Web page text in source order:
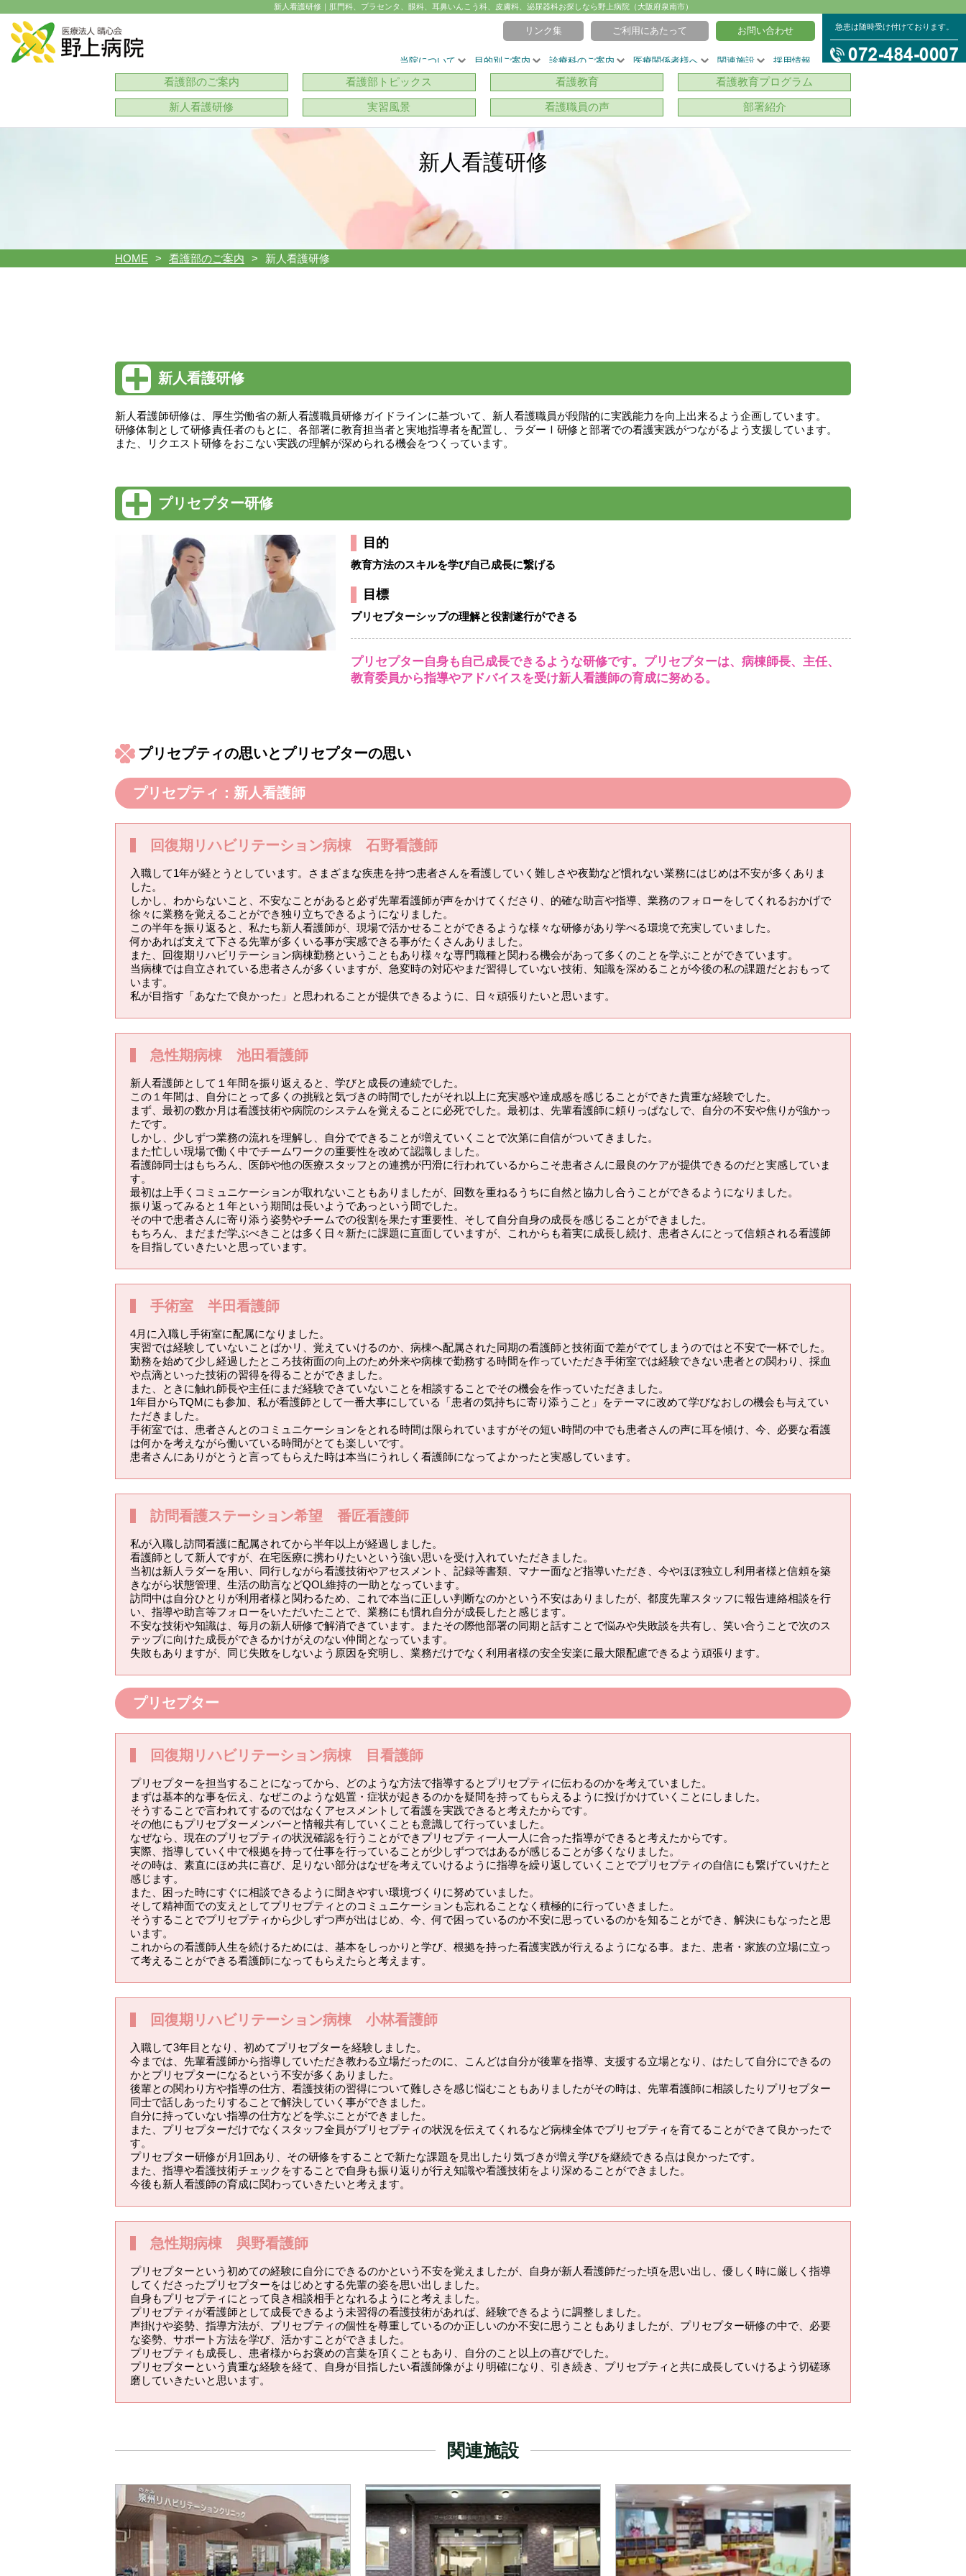
新人看護研修｜肛門科、プラセンタ、眼科、耳鼻いんこう科、皮膚科、泌尿器科お探しなら野上病院（大阪府泉南市）
リンク集 ご利用にあたって お問い合わせ
当院について 目的別ご案内 診療科のご案内 医療関係者様へ 関連施設 採用情報
急患は随時受け付けております。
新人看護研修
HOME 看護部のご案内 新人看護研修
看護部のご案内 看護部トピックス 看護教育 看護教育プログラム
新人看護研修 実習風景 看護職員の声 部署紹介
新人看護研修
新人看護師研修は、厚生労働省の新人看護職員研修ガイドラインに基づいて、新人看護職員が段階的に実践能力を向上出来るよう企画しています。
研修体制として研修責任者のもとに、各部署に教育担当者と実地指導者を配置し、ラダーⅠ研修と部署での看護実践がつながるよう支援しています。
また、リクエスト研修をおこない実践の理解が深められる機会をつくっています。
プリセプター研修
目的
教育方法のスキルを学び自己成長に繋げる
目標
プリセプターシップの理解と役割遂行ができる
プリセプター自身も自己成長できるような研修です。プリセプターは、病棟師長、主任、
教育委員から指導やアドバイスを受け新人看護師の育成に努める。
プリセプティの思いとプリセプターの思い
プリセプティ：新人看護師
回復期リハビリテーション病棟 石野看護師
入職して1年が経とうとしています。さまざまな疾患を持つ患者さんを看護していく難しさや夜勤など慣れない業務にはじめは不安が多くありま
した。
しかし、わからないこと、不安なことがあると必ず先輩看護師が声をかけてくださり、的確な助言や指導、業務のフォローをしてくれるおかげで
徐々に業務を覚えることができ独り立ちできるようになりました。
この半年を振り返ると、私たち新人看護師が、現場で活かせることができるような様々な研修があり学べる環境で充実していました。
何かあれば支えて下さる先輩が多くいる事が実感できる事がたくさんありました。
また、回復期リハビリテーション病棟勤務ということもあり様々な専門職種と関わる機会があって多くのことを学ぶことができています。
当病棟では自立されている患者さんが多くいますが、急変時の対応やまだ習得していない技術、知識を深めることが今後の私の課題だとおもって
います。
私が目指す「あなたで良かった」と思われることが提供できるように、日々頑張りたいと思います。
急性期病棟 池田看護師
新人看護師として１年間を振り返えると、学びと成長の連続でした。
この１年間は、自分にとって多くの挑戦と気づきの時間でしたがそれ以上に充実感や達成感を感じることができた貴重な経験でした。
まず、最初の数か月は看護技術や病院のシステムを覚えることに必死でした。最初は、先輩看護師に頼りっぱなしで、自分の不安や焦りが強かっ
たです。
しかし、少しずつ業務の流れを理解し、自分でできることが増えていくことで次第に自信がついてきました。
また忙しい現場で働く中でチームワークの重要性を改めて認識しました。
看護師同士はもちろん、医師や他の医療スタッフとの連携が円滑に行われているからこそ患者さんに最良のケアが提供できるのだと実感していま
す。
最初は上手くコミュニケーションが取れないこともありましたが、回数を重ねるうちに自然と協力し合うことができるようになりました。
振り返ってみると１年という期間は長いようであっという間でした。
その中で患者さんに寄り添う姿勢やチームでの役割を果たす重要性、そして自分自身の成長を感じることができました。
もちろん、まだまだ学ぶべきことは多く日々新たに課題に直面していますが、これからも着実に成長し続け、患者さんにとって信頼される看護師
を目指していきたいと思っています。
手術室 半田看護師
4月に入職し手術室に配属になりました。
実習では経験していないことばかリ、覚えていけるのか、病棟へ配属された同期の看護師と技術面で差がでてしまうのではと不安で一杯でした。
勤務を始めて少し経過したところ技術面の向上のため外来や病棟で勤務する時間を作っていただき手術室では経験できない患者との関わり、採血
や点滴といった技術の習得を得ることができました。
また、ときに触れ師長や主任にまだ経験できていないことを相談することでその機会を作っていただきました。
1年目からTQMにも参加、私が看護師として一番大事にしている「患者の気持ちに寄り添うこと」をテーマに改めて学びなおしの機会も与えてい
ただきました。
手術室では、患者さんとのコミュニケーションをとれる時間は限られていますがその短い時間の中でも患者さんの声に耳を傾け、今、必要な看護
は何かを考えながら働いている時間がとても楽しいです。
患者さんにありがとうと言ってもらえた時は本当にうれしく看護師になってよかったと実感しています。
訪問看護ステーション希望 番匠看護師
私が入職し訪問看護に配属されてから半年以上が経過しました。
看護師として新人ですが、在宅医療に携わりたいという強い思いを受け入れていただきました。
当初は新人ラダーを用い、同行しながら看護技術やアセスメント、記録等書類、マナー面など指導いただき、今やほぼ独立し利用者様と信頼を築
きながら状態管理、生活の助言などQOL維持の一助となっています。
訪問中は自分ひとりが利用者様と関わるため、これで本当に正しい判断なのかという不安はありましたが、都度先輩スタッフに報告連絡相談を行
い、指導や助言等フォローをいただいたことで、業務にも慣れ自分が成長したと感じます。
不安な技術や知識は、毎月の新人研修で解消できています。またその際他部署の同期と話すことで悩みや失敗談を共有し、笑い合うことで次のス
テップに向けた成長ができるかけがえのない仲間となっています。
失敗もありますが、同じ失敗をしないよう原因を究明し、業務だけでなく利用者様の安全安楽に最大限配慮できるよう頑張ります。
プリセプター
回復期リハビリテーション病棟 目看護師
プリセプターを担当することになってから、どのような方法で指導するとプリセプティに伝わるのかを考えていました。
まずは基本的な事を伝え、なぜこのような処置・症状が起きるのかを疑問を持ってもらえるように投げかけていくことにしました。
そうすることで言われてするのではなくアセスメントして看護を実践できると考えたからです。
その他にもプリセプターメンバーと情報共有していくことも意識して行っていました。
なぜなら、現在のプリセプティの状況確認を行うことができプリセプティ一人一人に合った指導ができると考えたからです。
実際、指導していく中で根拠を持って仕事を行っていることが少しずつではあるが感じることが多くなりました。
その時は、素直にほめ共に喜び、足りない部分はなぜを考えていけるように指導を繰り返していくことでプリセプティの自信にも繋げていけたと
感じます。
また、困った時にすぐに相談できるように聞きやすい環境づくりに努めていました。
そして精神面での支えとしてプリセプティとのコミュニケーションも忘れることなく積極的に行っていきました。
そうすることでプリセプティから少しずつ声が出はじめ、今、何で困っているのか不安に思っているのかを知ることができ、解決にもなったと思
います。
これからの看護師人生を続けるためには、基本をしっかりと学び、根拠を持った看護実践が行えるようになる事。また、患者・家族の立場に立っ
て考えることができる看護師になってもらえたらと考えます。
回復期リハビリテーション病棟 小林看護師
入職して3年目となり、初めてプリセプターを経験しました。
今までは、先輩看護師から指導していただき教わる立場だったのに、こんどは自分が後輩を指導、支援する立場となり、はたして自分にできるの
かとプリセプターになるという不安が多くありました。
後輩との関わり方や指導の仕方、看護技術の習得について難しさを感じ悩むこともありましたがその時は、先輩看護師に相談したりプリセプター
同士で話しあったりすることで解決していく事ができました。
自分に持っていない指導の仕方などを学ぶことができました。
また、プリセプターだけでなくスタッフ全員がプリセプティの状況を伝えてくれるなど病棟全体でプリセプティを育てることができて良かったで
す。
プリセプター研修が月1回あり、その研修をすることで新たな課題を見出したり気づきが増え学びを継続できる点は良かったです。
また、指導や看護技術チェックをすることで自身も振り返りが行え知識や看護技術をより深めることができました。
今後も新人看護師の育成に関わっていきたいと考えます。
急性期病棟 與野看護師
プリセプターという初めての経験に自分にできるのかという不安を覚えましたが、自身が新人看護師だった頃を思い出し、優しく時に厳しく指導
してくださったプリセプターをはじめとする先輩の姿を思い出しました。
自身もプリセプティにとって良き相談相手となれるようにと考えました。
プリセプティが看護師として成長できるよう未習得の看護技術があれば、経験できるように調整しました。
声掛けや姿勢、指導方法が、プリセプティの個性を尊重しているのか正しいのか不安に思うこともありましたが、プリセプター研修の中で、必要
な姿勢、サポート方法を学び、活かすことができました。
プリセプティも成長し、患者様からお褒めの言葉を頂くこともあり、自分のこと以上の喜びでした。
プリセプターという貴重な経験を経て、自身が目指したい看護師像がより明確になり、引き続き、プリセプティと共に成長していけるよう切磋琢
磨していきたいと思います。
関連施設